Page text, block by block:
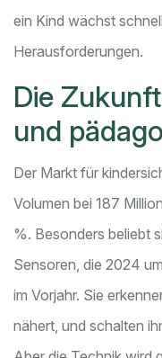
ein Kind wächst
Herausforderungen.
Die
und
Der Markt für
Volumen bei 187
%. Besonders beliebt
Sensoren, die 2024
im Vorjahr. Sie
nähert, und schalten